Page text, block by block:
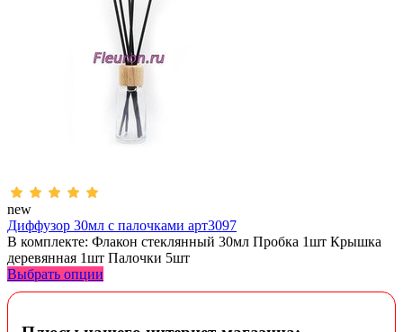
new
Диффузор 30мл с палочками арт3097
В комплекте: Флакон стеклянный 30мл Пробка 1шт Крышка
деревянная 1шт Палочки 5шт
Выбрать опции